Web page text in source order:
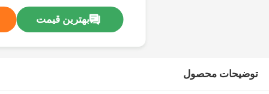
بهترین قیمت
توضیحات محصول